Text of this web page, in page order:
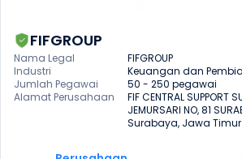
FIFGROUP
Nama Legal
FIFGROUP
Industri
Keuangan dan
Jumlah Pegawai
50 - 250 pegawai
Alamat Perusahaan
FIF CENTRAL SUPPORT
JEMURSARI NO, 81
Surabaya, Jawa Timur